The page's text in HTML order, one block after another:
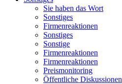
Sie haben das Wort
Sonstiges
Firmenreaktionen
Sonstiges
Sonstige
Firmenreaktionen
Firmenreaktionen
Preismonitoring
Öffentliche Diskussionen